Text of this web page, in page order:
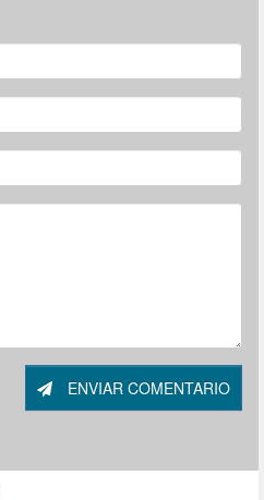
ENVIAR COMENTARIO